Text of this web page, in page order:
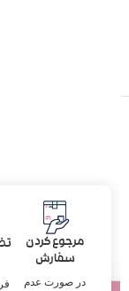
مرجوع کردن
سفارش
در صورت عدم